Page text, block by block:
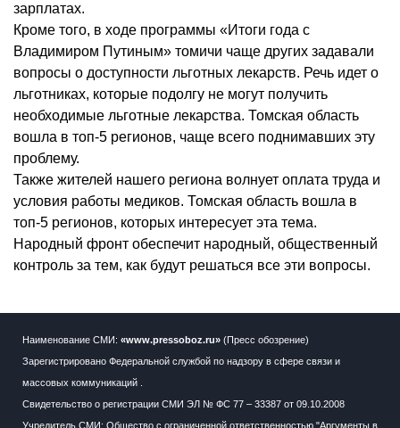
зарплатах.
Кроме того, в ходе программы «Итоги года с
Владимиром Путиным» томичи чаще других задавали
вопросы о доступности льготных лекарств. Речь идет о
льготниках, которые подолгу не могут получить
необходимые льготные лекарства. Томская область
вошла в топ-5 регионов, чаще всего поднимавших эту
проблему.
Также жителей нашего региона волнует оплата труда и
условия работы медиков. Томская область вошла в
топ-5 регионов, которых интересует эта тема.
Народный фронт обеспечит народный, общественный
контроль за тем, как будут решаться все эти вопросы.
Наименование СМИ: «www.pressoboz.ru» (Пресс обозрение)
Зарегистрировано Федеральной службой по надзору в сфере связи и
массовых коммуникаций .
Свидетельство о регистрации СМИ ЭЛ № ФС 77 – 33387 от 09.10.2008
Учредитель СМИ: Общество с ограниченной ответственностью "Аргументы в